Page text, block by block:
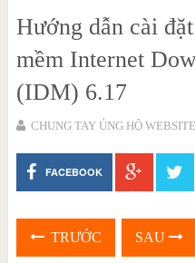
Hướng dẫn cài
mềm Internet
(IDM) 6.17
CHUNG TAY ỦNG HỘ WEBSITE
FACEBOOK
TRƯỚC SAU